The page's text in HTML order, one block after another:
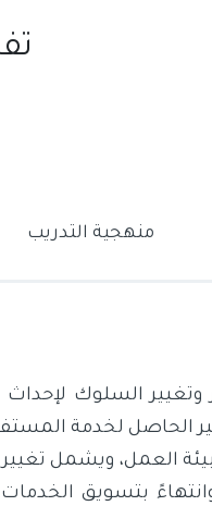
منهجية التدريب
وتغيير السلوك
الحاصل لخدمة
العمل، ويشمل
وانتهاءً بتسويق